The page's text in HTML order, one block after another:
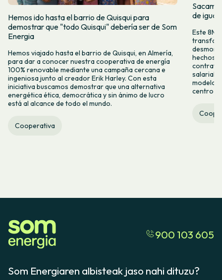
Hemos ido hasta el barrio de Quisqui para
demostrar que "todo Quisqui" debería ser de Som
Energia
Hemos viajado hasta el barrio de Quisqui, en Almería,
para dar a conocer nuestra cooperativa de energía
100% renovable mediante una campaña cercana e
ingeniosa junto al creador Erik Harley. Con esta
iniciativa buscamos demostrar que una alternativa
energética ética, democrática y sin ánimo de lucro
está al alcance de todo el mundo.
Cooperativa
de
Este 8M,
hechos y
salarial y
modelo
centro
900 103 605
Som Energiaren albisteak jaso nahi dituzu?